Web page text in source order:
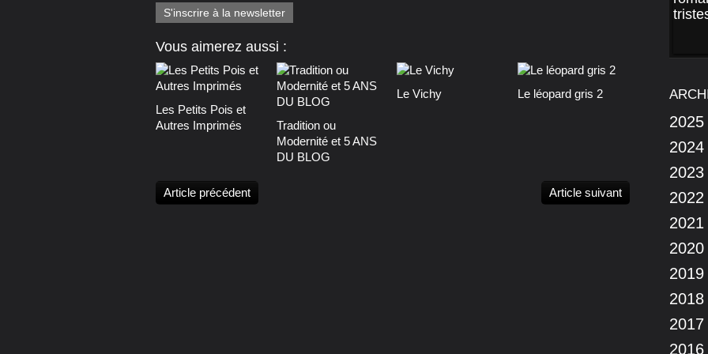
S'inscrire à la newsletter
Vous aimerez aussi :
Les Petits Pois et
Autres Imprimés
Tradition ou
Modernité et 5 ANS
DU BLOG
Le Vichy Le léopard gris 2
Article précédent Article suivant
2025
2024
2023
2022
2021
2020
2019
2018
2017
2016